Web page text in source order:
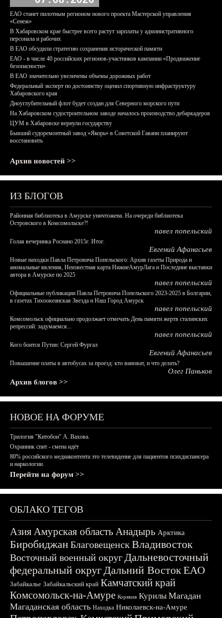
ЕАО станет пилотным регионом нового проекта Мастерской управления
«Сенеж»
В Хабаровском крае быстрее всего растут зарплаты у административного
персонала и рабочих
В ЕАО обсудили стратегию сохранения исторической памяти
ЕАО - в числе 40 российских регионов-участников кампании «Продвижение
безопасности»
В ЕАО значительно увеличены объемы дорожных работ
Федеральный эксперт по достоинству оценил спортивную инфраструктуру
Хабаровского края
Дноуглубительный флот будет создан для Северного морского пути
На Хабаровском судостроительном заводе началось производство дебаркадеров
ЦУМ в Хабаровске вернули государству
Бывший судоремонтный завод «Якорь» в Советской Гавани планируют
восстановить
Архив новостей >>
ИЗ БЛОГОВ
Районная библиотека в Амурске уничтожена. На очереди библиотека
Островского в Комсомольске?!
павел попельский
Голая вечеринка Роснано 2015г. Итог.
Евгений Афанасьев
Новые находки Павла Петровича Попельского: Архив газеты Природа и
аномальные явления, Неизвестная карта НижнеАмурЛага и Последние выставки
автора в Амурске по 2025
павел попельский
Официальные публикации Павла Петровича Попельского 2023-2025 в Болгарии,
в газетах Тихоокеанская Звезда и Наш Город Амурск
павел попельский
Комсомольск официально продолжает отмечать День памяти жертв сталинских
репрессий: задумаемся...
павел попельский
Кого боится Путин: Сергей Фургал
Евгений Афанасьев
Повышение платы в автобусах за проезд: кто виноват, и что делать?
Олег Паньков
Архив блогов >>
НОВОЕ НА ФОРУМЕ
Трилогия "Китобои" А. Вахова.
Охранник спит - смена идёт
80% российского медиаконтента это телевидение для пациентов психдиспансера
и наркологии.
Перейти на форум >>
ОБЛАКО ТЕГОВ
АзияАмурская область Анадырь Арктика
БиробиджанБлаговещенскВладивосток
Восточный военный округДальневосточный
федеральный округДальний ВостокЕАО
Забайкалье Забайкальский край Камчатский край
Комсомольск-на-Амуре Корякия Курилы Магадан
Магаданская область Находка Николаевск-на-Амуре